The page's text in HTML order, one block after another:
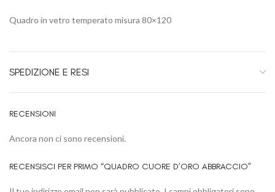
Quadro in vetro temperato misura 80×120
SPEDIZIONE E RESI
RECENSIONI
Ancora non ci sono recensioni.
RECENSISCI PER PRIMO “QUADRO CUORE D’ORO ABBRACCIO”